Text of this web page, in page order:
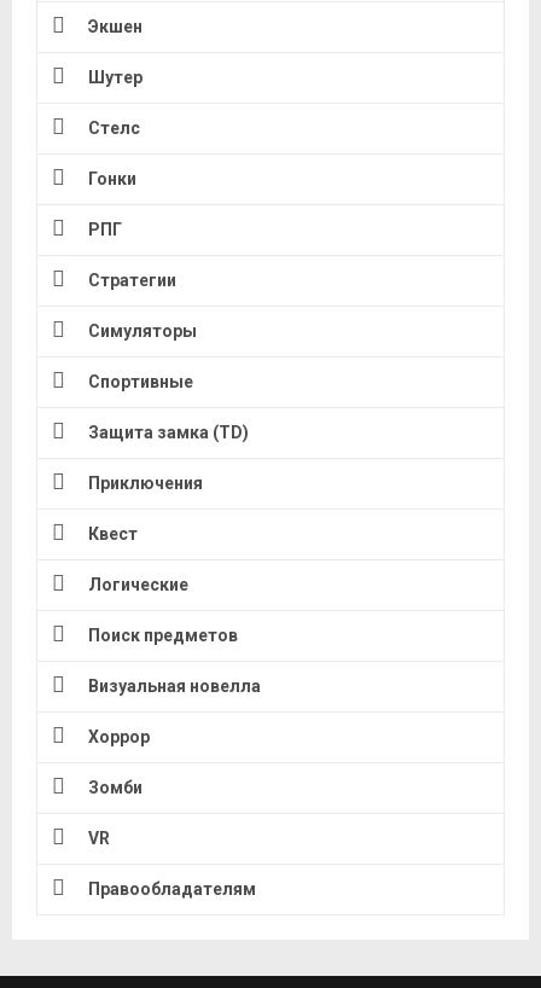
Экшен
Шутер
Стелс
Гонки
РПГ
Стратегии
Симуляторы
Спортивные
Защита замка (TD)
Приключения
Квест
Логические
Поиск предметов
Визуальная новелла
Хоррор
Зомби
VR
Правообладателям